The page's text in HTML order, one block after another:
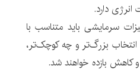
انرژی دارد.
سرمایشی باید متناسب با
انتخاب بزرگ‌تر و چه کوچک‌تر،
بازده خواهند شد.